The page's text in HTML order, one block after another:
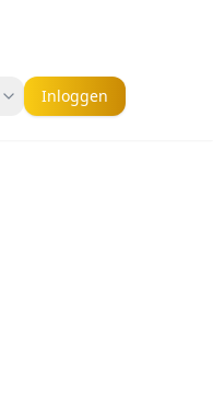
Inloggen